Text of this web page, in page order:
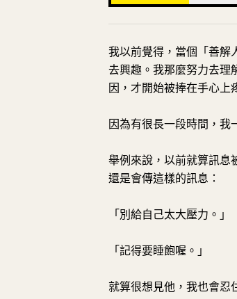
我以前覺得，當個「善解
去興趣。我那麼努力去理
因，才開始被捧在手心上
因為有很長一段時間，我
舉例來說，以前就算訊息
還是會傳這樣的訊息：
「別給自己太大壓力。」
「記得要睡飽喔。」
就算很想見他，我也會忍